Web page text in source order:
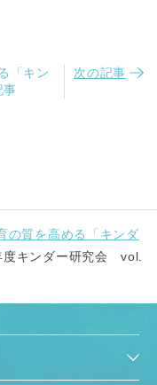
「キン
事
次の記事
の質を高める「キンダ
度キンダー研究会 vol.